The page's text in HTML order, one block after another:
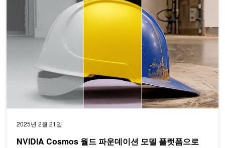
2025년 2월 21일
NVIDIA Cosmos 월드 파운데이션 모델 플랫폼으로